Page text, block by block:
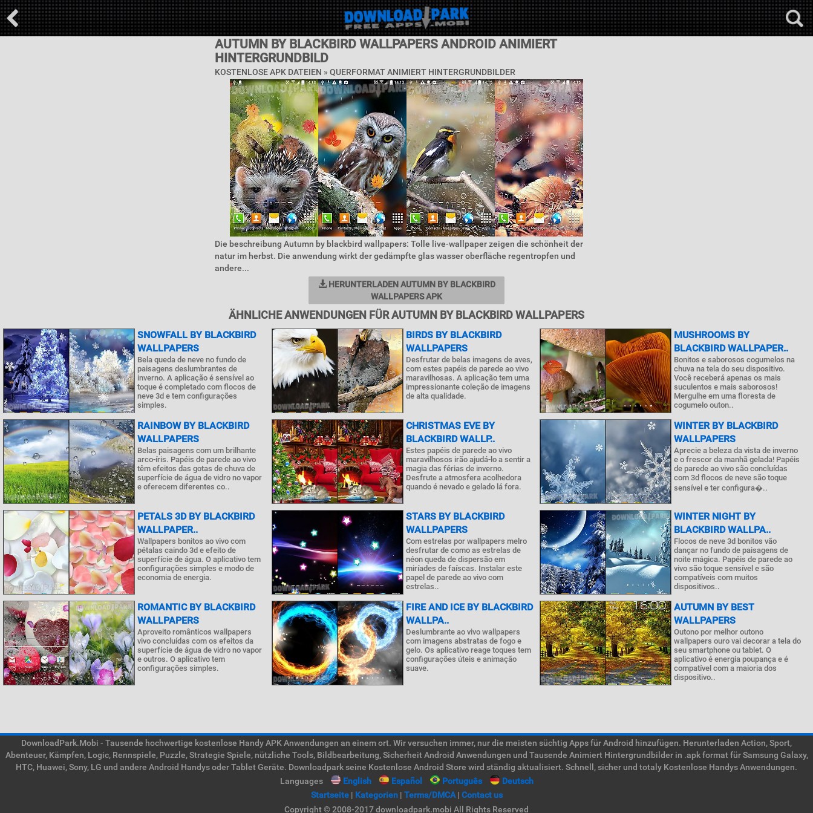
AUTUMN BY BLACKBIRD WALLPAPERS ANDROID ANIMIERT
HINTERGRUNDBILD
KOSTENLOSE APK DATEIEN » QUERFORMAT ANIMIERT HINTERGRUNDBILDER
Die beschreibung Autumn by blackbird wallpapers: Tolle live-wallpaper zeigen die schönheit der
natur im herbst. Die anwendung wirkt der gedämpfte glas wasser oberfläche regentropfen und
andere...
HERUNTERLADEN AUTUMN BY BLACKBIRD
WALLPAPERS APK
ÄHNLICHE ANWENDUNGEN FÜR AUTUMN BY BLACKBIRD WALLPAPERS
SNOWFALL BY BLACKBIRD
WALLPAPERS
Bela queda de neve no fundo de
paisagens deslumbrantes de
inverno. A aplicação é sensível ao
toque é completado com flocos de
neve 3d e tem configurações
simples.
BIRDS BY BLACKBIRD
WALLPAPERS
Desfrutar de belas imagens de aves,
com estes papéis de parede ao vivo
maravilhosas. A aplicação tem uma
impressionante coleção de imagens
de alta qualidade.
MUSHROOMS BY
BLACKBIRD WALLPAPER..
Bonitos e saborosos cogumelos na
chuva na tela do seu dispositivo.
Você receberá apenas os mais
suculentos e mais saborosos!
Mergulhe em uma floresta de
cogumelo outon..
RAINBOW BY BLACKBIRD
WALLPAPERS
Belas paisagens com um brilhante
arco-íris. Papéis de parede ao vivo
têm efeitos das gotas de chuva de
superfície de água de vidro no vapor
e oferecem diferentes co..
CHRISTMAS EVE BY
BLACKBIRD WALLP..
Estes papéis de parede ao vivo
maravilhosos irão ajudá-lo a sentir a
magia das férias de inverno.
Desfrute a atmosfera acolhedora
quando é nevado e gelado lá fora.
WINTER BY BLACKBIRD
WALLPAPERS
Aprecie a beleza da vista de inverno
e o frescor da manhã gelada! Papéis
de parede ao vivo são concluídas
com 3d flocos de neve são toque
sensível e ter configura�..
PETALS 3D BY BLACKBIRD
WALLPAPER..
Wallpapers bonitos ao vivo com
pétalas caindo 3d e efeito de
superfície de água. O aplicativo tem
configurações simples e modo de
economia de energia.
STARS BY BLACKBIRD
WALLPAPERS
Com estrelas por wallpapers melro
desfrutar de como as estrelas de
néon queda de dispersão em
miríades de faíscas. Instalar este
papel de parede ao vivo com
estrelas..
WINTER NIGHT BY
BLACKBIRD WALLPA..
Flocos de neve 3d bonitos vão
dançar no fundo de paisagens de
noite mágica. Papéis de parede ao
vivo são toque sensível e são
compatíveis com muitos
dispositivos..
ROMANTIC BY BLACKBIRD
WALLPAPERS
Aproveito românticos wallpapers
vivo concluídas com os efeitos da
superfície de água de vidro no vapor
e outros. O aplicativo tem
configurações simples.
FIRE AND ICE BY BLACKBIRD
WALLPA..
Deslumbrante ao vivo wallpapers
com imagens abstratas de fogo e
gelo. Os aplicativo reage toques tem
configurações úteis e animação
suave.
AUTUMN BY BEST
WALLPAPERS
Outono por melhor outono
wallpapers ouro vai decorar a tela do
seu smartphone ou tablet. O
aplicativo é energia poupança e é
compatível com a maioria dos
dispositivo..
DownloadPark.Mobi - Tausende hochwertige kostenlose Handy APK Anwendungen an einem ort. Wir versuchen immer, nur die meisten süchtig Apps für Android hinzufügen. Herunterladen Action, Sport,
Abenteuer, Kämpfen, Logic, Rennspiele, Puzzle, Strategie Spiele, nützliche Tools, Bildbearbeitung, Sicherheit Android Anwendungen und Tausende Animiert Hintergrundbilder in .apk format für Samsung Galaxy,
HTC, Huawei, Sony, LG und andere Android Handys oder Tablet Geräte. Downloadpark seine Kostenlose Android Store wird ständig aktualisiert. Schnell, sicher und totaly Kostenlose Handys Anwendungen.
Languages
English Español Português
Deutsch
Startseite| Kategorien| Terms/DMCA| Contact us
Copyright © 2008-2017 downloadpark.mobi All Rights Reserved